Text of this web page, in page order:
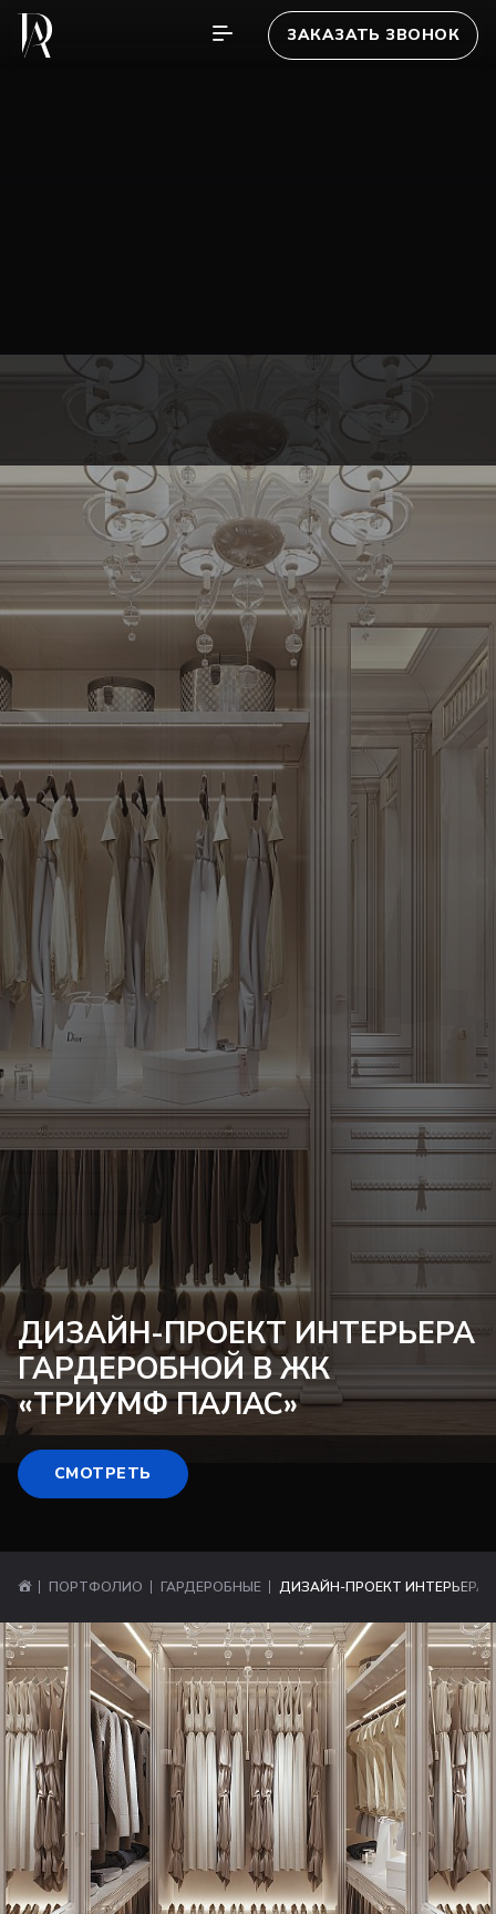
ЗАКАЗАТЬ ЗВОНОК
ДИЗАЙН-ПРОЕКТ ИНТЕРЬЕРА
ГАРДЕРОБНОЙ В ЖК
«ТРИУМФ ПАЛАС»
СМОТРЕТЬ
ПОРТФОЛИО ГАРДЕРОБНЫЕ ДИЗАЙН-ПРОЕКТ ИНТЕРЬЕРА